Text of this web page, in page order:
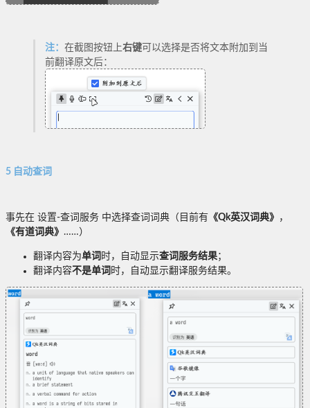
注： 在截图按钮上右键可以选择是否将文本附加到当
前翻译原文后：
5 自动查词
事先在 设置-查词服务 中选择查词词典（目前有 《Qk英汉词典》
，
《有道词典》 ……）
翻译内容为单词 时，自动显示查词服务结果；
翻译内容不是单词 时，自动显示翻译服务结果。